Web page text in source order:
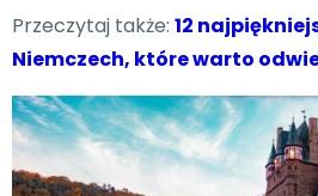
Przeczytaj także: 12
Niemczech, które warto